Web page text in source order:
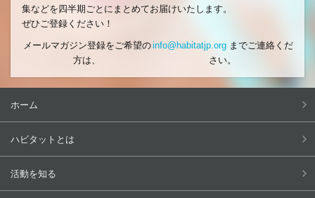
集などを四半期ごとにまとめてお届けいたします。
ぜひご登録ください！
メールマガジン登録をご希望の
方は、
info@habitatjp.orgまでご連絡くだ
さい。
ホーム
ハビタットとは
活動を知る